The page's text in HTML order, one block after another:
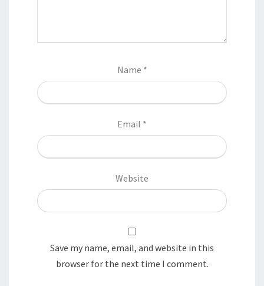
Name *
Email *
Website
Save my name, email, and website in this
browser for the next time I comment.